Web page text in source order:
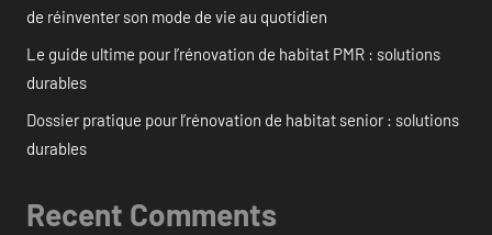
de réinventer son mode de vie au quotidien
Le guide ultime pour l’rénovation de habitat PMR : solutions
durables
Dossier pratique pour l’rénovation de habitat senior : solutions
durables
Recent Comments